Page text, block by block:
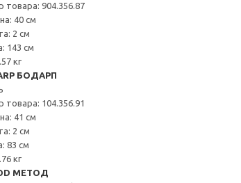
товара: 904.356.87
40 см
2 см
143 см
кг
БОДАРП
товара: 104.356.91
41 см
2 см
83 см
кг
МЕТОД